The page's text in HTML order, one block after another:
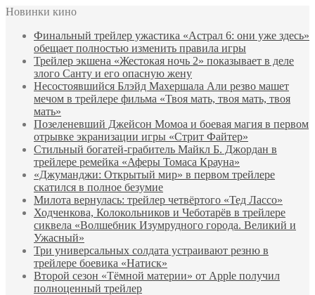
Новинки кино
Финальный трейлер ужастика «Астрал 6: они уже здесь»
обещает полностью изменить правила игры
Трейлер экшена «Жестокая ночь 2» показывает в деле
злого Санту и его опасную жену
Несостоявшийся Блэйд Махершала Али резво машет
мечом в трейлере фильма «Твоя мать, твоя мать, твоя
мать»
Позеленевший Джейсон Момоа и боевая магия в первом
отрывке экранизации игры «Стрит Файтер»
Стильный богатей-грабитель Майкл Б. Джордан в
трейлере ремейка «Аферы Томаса Крауна»
«Джуманджи: Открытый мир» в первом трейлере
скатился в полное безумие
Милота вернулась: трейлер четвёртого «Тед Лассо»
Ходченкова, Колокольников и Чеботарёв в трейлере
сиквела «Волшебник Изумрудного города. Великий и
Ужасный»
Три универсальных солдата устраивают резню в
трейлере боевика «Натиск»
Второй сезон «Тёмной материи» от Apple получил
полноценный трейлер